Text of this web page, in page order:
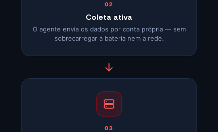
02
Coleta ativa
O agente envia os dados por conta própria — sem
sobrecarregar a bateria nem a rede.
03